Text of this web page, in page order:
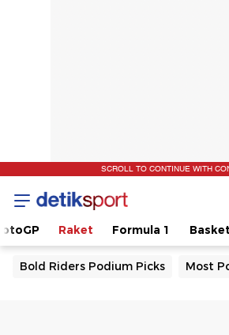
SCROLL TO CONTINUE WITH
Raket Formula 1 Basket
Bold Riders Podium Picks Most